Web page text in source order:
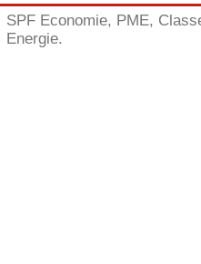
SPF Economie, PME,
Energie.